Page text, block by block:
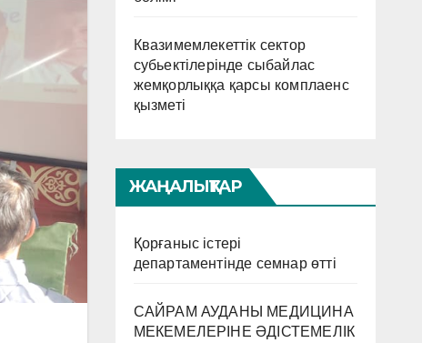
Квазимемлекеттік сектор
субьектілерінде сыбайлас
жемқорлыққа қарсы комплаенс
қызметі
ЖАҢАЛЫҚТАР
Қорғаныс істері
департаментінде семнар өтті
САЙРАМ АУДАНЫ МЕДИЦИНА
МЕКЕМЕЛЕРІНЕ ӘДІСТЕМЕЛІК